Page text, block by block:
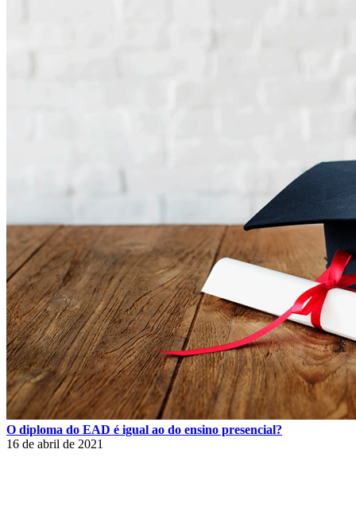
O diploma do EAD é igual ao do ensino presencial?
16 de abril de 2021